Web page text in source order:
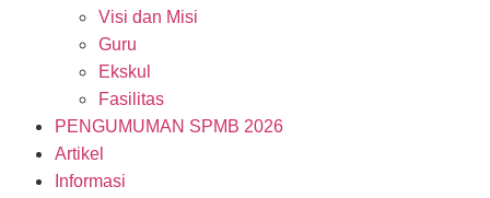
Visi dan Misi
Guru
Ekskul
Fasilitas
PENGUMUMAN SPMB 2026
Artikel
Informasi